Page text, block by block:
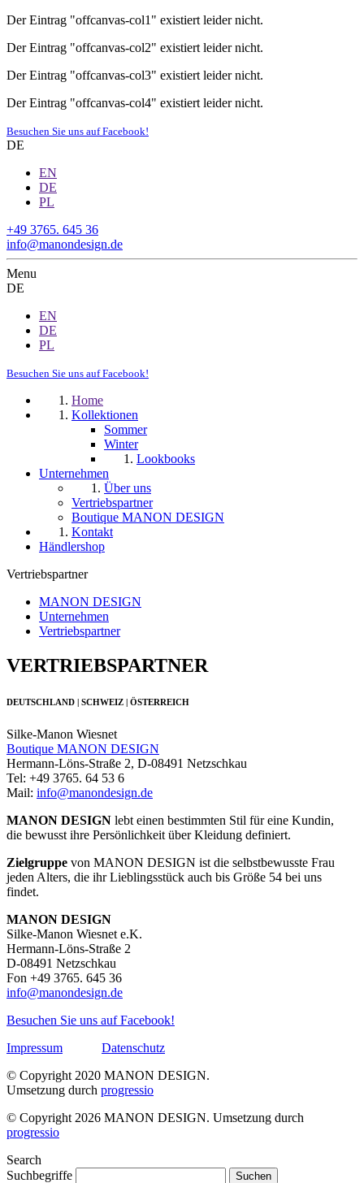
Der Eintrag "offcanvas-col1" existiert leider nicht.
Der Eintrag "offcanvas-col2" existiert leider nicht.
Der Eintrag "offcanvas-col3" existiert leider nicht.
Der Eintrag "offcanvas-col4" existiert leider nicht.
Besuchen Sie uns auf Facebook!
DE
EN
DE
PL
+49 3765. 645 36
info@manondesign.de
Menu
DE
EN
DE
PL
Besuchen Sie uns auf Facebook!
Home
Kollektionen
Sommer
Winter
Lookbooks
Unternehmen
Über uns
Vertriebspartner
Boutique MANON DESIGN
Kontakt
Händlershop
Vertriebspartner
MANON DESIGN
Unternehmen
Vertriebspartner
VERTRIEBSPARTNER
DEUTSCHLAND | SCHWEIZ | ÖSTERREICH
Silke-Manon Wiesnet
Boutique MANON DESIGN
Hermann-Löns-Straße 2, D-08491 Netzschkau
Tel: +49 3765. 64 53 6
Mail: info@manondesign.de
MANON DESIGN lebt einen bestimmten Stil für eine Kundin,
die bewusst ihre Persönlichkeit über Kleidung definiert.
Zielgruppe von MANON DESIGN ist die selbstbewusste Frau
jeden Alters, die ihr Lieblingsstück auch bis Größe 54 bei uns
findet.
MANON DESIGN
Silke-Manon Wiesnet e.K.
Hermann-Löns-Straße 2
D-08491 Netzschkau
Fon +49 3765. 645 36
info@manondesign.de
Besuchen Sie uns auf Facebook!
Impressum
Datenschutz
© Copyright 2020 MANON DESIGN.
Umsetzung durch progressio
© Copyright 2026 MANON DESIGN. Umsetzung durch
progressio
Search
Suchbegriffe